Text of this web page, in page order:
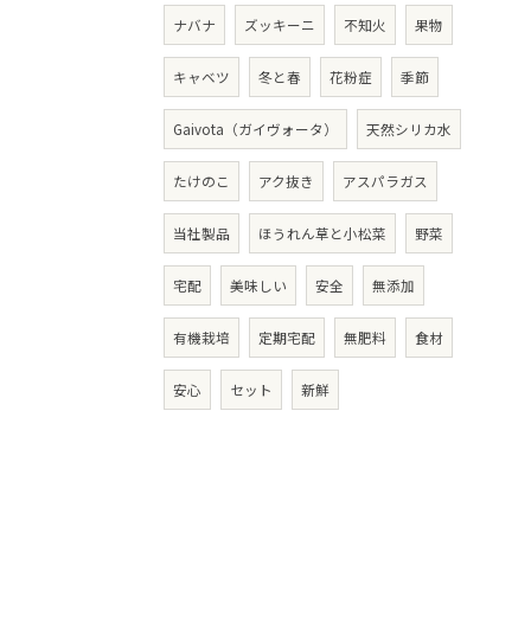
ナバナ ズッキーニ 不知火 果物
キャベツ 冬と春 花粉症 季節
Gaivota（ガイヴォータ） 天然シリカ水
たけのこ アク抜き アスパラガス
当社製品 ほうれん草と小松菜 野菜
宅配 美味しい 安全 無添加
有機栽培 定期宅配 無肥料 食材
安心 セット 新鮮